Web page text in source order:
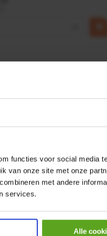
functies voor social media
van onze site met onze
met andere
services.
Alle
MOTOR B14 380VAC 0,25KW
OK9HPA1240
Emmegi